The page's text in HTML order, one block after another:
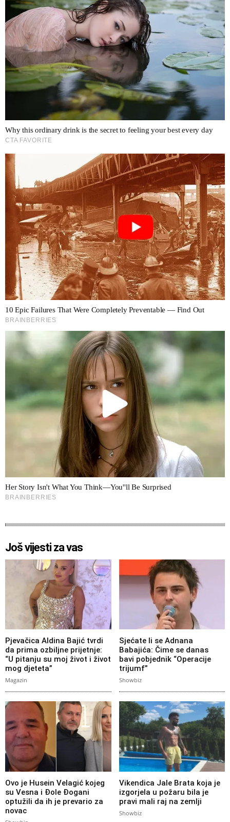
Još vijesti za vas
Pjevačica Aldina Bajić tvrdi
da prima ozbiljne prijetnje:
“U pitanju su moj život i život
mog djeteta”
Magazin
Sjećate li se Adnana
Babajića: Čime se danas
bavi pobjednik “Operacije
trijumf”
Showbiz
Ovo je Husein Velagić kojeg
su Vesna i Đole Đogani
optužili da ih je prevario za
novac
Vikendica Jale Brata koja je
izgorjela u požaru bila je
pravi mali raj na zemlji
Showbiz